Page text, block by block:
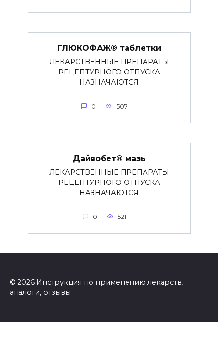
ГЛЮКОФАЖ® таблетки
ЛЕКАРСТВЕННЫЕ ПРЕПАРАТЫ
РЕЦЕПТУРНОГО ОТПУСКА
НАЗНАЧАЮТСЯ
0 507
Дайвобет® мазь
ЛЕКАРСТВЕННЫЕ ПРЕПАРАТЫ
РЕЦЕПТУРНОГО ОТПУСКА
НАЗНАЧАЮТСЯ
0 521
© 2026 Инструкция по применению лекарств,
аналоги, отзывы